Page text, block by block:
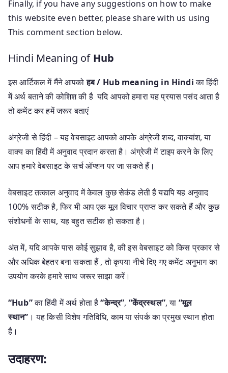
Finally, if you have any suggestions on how to make
this website even better, please share with us using
This comment section below.
Hindi Meaning of Hub
इस आर्टिकल में मैंने आपकोहब / Hub meaning in Hindiका हिंदी
में अर्थ बताने की कोशिश की है यदि आपको हमारा यह प्रयास पसंद आता है
तो कमेंट कर हमें जरूर बताएं
अंग्रेजी से हिंदी – यह वेबसाइट आपको आपके अंग्रेजी शब्द, वाक्यांश, या
वाक्य का हिंदी में अनुवाद प्रदान करता है। अंग्रेजी में टाइप करने के लिए
आप हमारे वेबसाइट के सर्च ऑप्शन पर जा सकते हैं।
वेबसाइट तत्काल अनुवाद में केवल कुछ सेकंड लेती हैं यद्यपि यह अनुवाद
100% सटीक है, फिर भी आप एक मूल विचार प्राप्त कर सकते हैं और कुछ
संशोधनों के साथ, यह बहुत सटीक हो सकता है।
अंत में, यदि आपके पास कोई सुझाव है, की इस वेबसाइट को किस प्रकार से
और अधिक बेहतर बना सकता हैं , तो कृपया नीचे दिए गए कमेंट अनुभाग का
उपयोग करके हमारे साथ जरूर साझा करें।
“Hub”का हिंदी में अर्थ होता है“केन्द्र”, “केंद्रस्थल”, या “मूल
स्थान” । यह किसी विशेष गतिविधि, काम या संपर्क का प्रमुख स्थान होता
है।
उदाहरण: